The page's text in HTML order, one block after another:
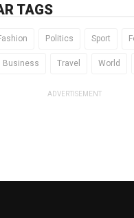
TAGS
Politics Sport
Business Travel World
ADVERTISEMENT